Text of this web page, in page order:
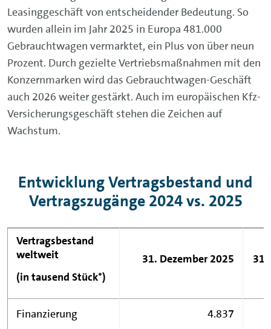
Leasinggeschäft von entscheidender Bedeutung. So
wurden allein im Jahr 2025 in Europa 481.000
Gebrauchtwagen vermarktet, ein Plus von über neun
Prozent. Durch gezielte Vertriebsmaßnahmen mit den
Konzernmarken wird das Gebrauchtwagen-Geschäft
auch 2026 weiter gestärkt. Auch im europäischen Kfz-
Versicherungsgeschäft stehen die Zeichen auf
Wachstum.
Entwicklung Vertragsbestand und
Vertragszugänge 2024 vs. 2025
Vertragsbestand
weltweit
(in tausend Stück*)
31. Dezember 2025 31.
Finanzierung 4.837